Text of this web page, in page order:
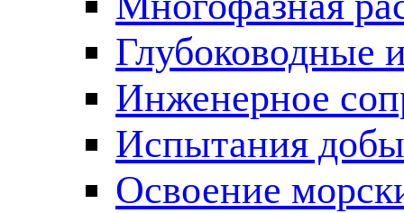
Глубоководные
Инженерное
Испытания
Освоение